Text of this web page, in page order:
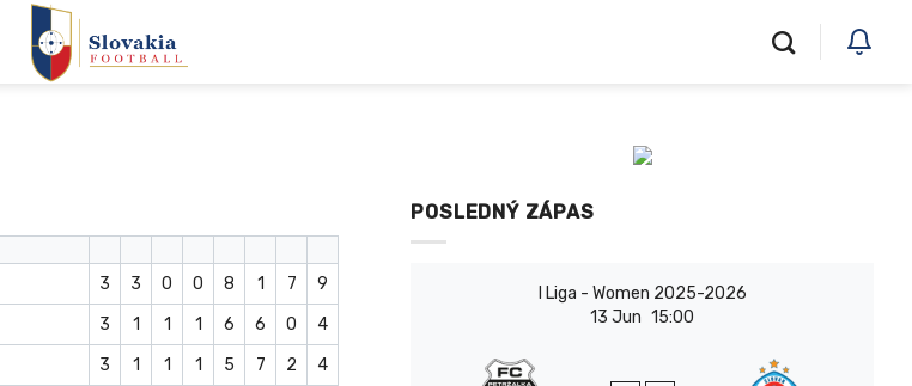
3 3 0 0 8 1 7
9
3 1 1 1 6 6 0
4
3 1 1 1 5 7 2
4
POSLEDNÝ ZÁPAS
I Liga - Women 2025-2026
13 Jun 15:00